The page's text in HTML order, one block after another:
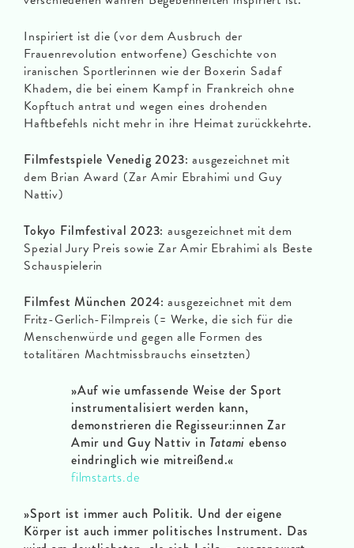
Inspiriert ist die (vor dem Ausbruch der
Frauenrevolution entworfene) Geschichte von
iranischen Sportlerinnen wie der Boxerin Sadaf
Khadem, die bei einem Kampf in Frankreich ohne
Kopftuch antrat und wegen eines drohenden
Haftbefehls nicht mehr in ihre Heimat zurückkehrte.
Filmfestspiele Venedig 2023: ausgezeichnet mit
dem Brian Award (Zar Amir Ebrahimi und Guy
Nattiv)
Tokyo Filmfestival 2023: ausgezeichnet mit dem
Spezial Jury Preis sowie Zar Amir Ebrahimi als Beste
Schauspielerin
Filmfest München 2024: ausgezeichnet mit dem
Fritz-Gerlich-Filmpreis (= Werke, die sich für die
Menschenwürde und gegen alle Formen des
totalitären Machtmissbrauchs einsetzten)
»Auf wie umfassende Weise der Sport
instrumentalisiert werden kann,
demonstrieren die Regisseur:innen Zar
Amir und Guy Nattiv in Tatami ebenso
eindringlich wie mitreißend.«
filmstarts.de
»Sport ist immer auch Politik. Und der eigene
Körper ist auch immer politisches Instrument. Das